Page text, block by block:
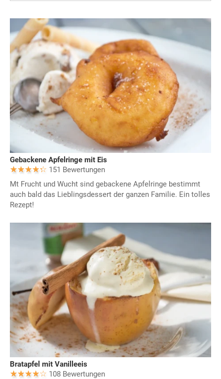
Gebackene Apfelringe mit Eis
151 Bewertungen
Mt Frucht und Wucht sind gebackene Apfelringe bestimmt
auch bald das Lieblingsdessert der ganzen Familie. Ein tolles
Rezept!
Bratapfel mit Vanilleeis
108 Bewertungen